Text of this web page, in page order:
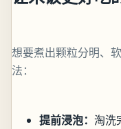
想要煮出颗粒分明、
法：
提前浸泡： 淘洗